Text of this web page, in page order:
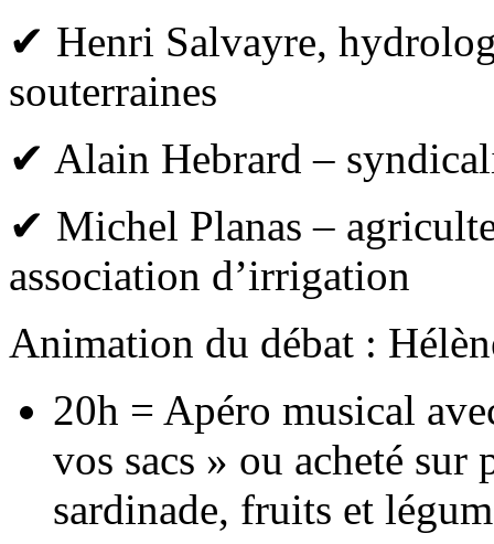
✔ Henri Salvayre,
souterraines
✔ Alain Hebrard –
✔ Michel Planas –
association d’irrigation
Animation du débat :
20h = Apéro musical
vos sacs » ou acheté
sardinade, fruits et